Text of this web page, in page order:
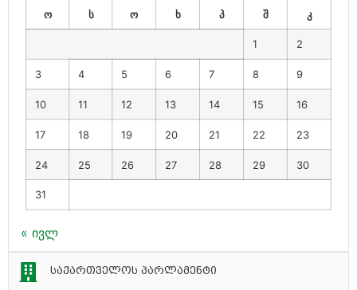
ო ს ო ხ პ შ კ
1 2
3 4 5 6 7 8 9
10 11 12 13 14 15 16
17 18 19 20 21 22 23
24 25 26 27 28 29 30
31
« ივლ
საქართველოს პარლამენტი